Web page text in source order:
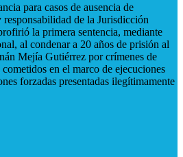
para casos de ausencia de
de la Jurisdicción
la primera sentencia, mediante
al condenar a 20 años de prisión al
Mejía Gutiérrez por crímenes de
en el marco de ejecuciones
forzadas presentadas ilegítimamente